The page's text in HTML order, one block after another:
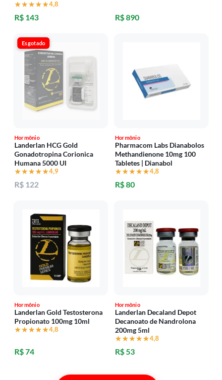
★★★★★
★★★★★4,8
R$ 143 R$ 890
Esgotado
Hormônio
Landerlan HCG Gold
Gonadotropina Corionica
Humana 5000 UI
★★★★★
★★★★★4,9
R$ 122
Hormônio
Pharmacom Labs Dianabolos
Methandienone 10mg 100
Tabletes | Dianabol
★★★★★
★★★★★4,8
R$ 80
Hormônio
Landerlan Gold Testosterona
Propionato 100mg 10ml
★★★★★
★★★★★4,8
R$ 74
Hormônio
Landerlan Decaland Depot
Decanoato de Nandrolona
200mg 5ml
★★★★★
★★★★★4,8
R$ 53